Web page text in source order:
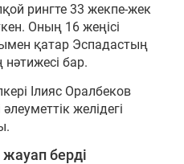
рингте 33 жекпе-жек
Оның 16 жеңісі
қатар Эспадастың
нәтижесі бар.
Ілияс Оралбеков
желідегі
берді